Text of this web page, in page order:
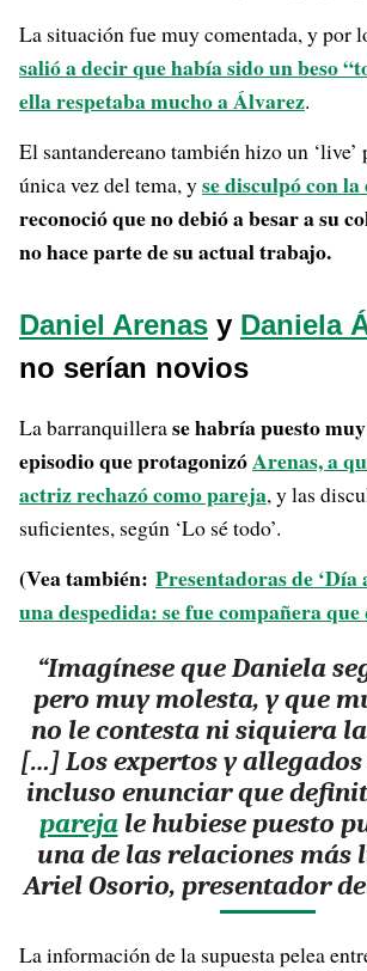
La situación fue muy comentada, y por
salió a decir que había sido un beso
ella respetaba mucho a Álvarez.
El santandereano también hizo un ‘live’
única vez del tema, yse disculpó con
reconoció que no debió a besar a su
no hace parte de su actual trabajo.
Daniel Arenas y Daniela
no serían novios
La barranquillerase habría puesto
episodio que protagonizóArenas, a
actriz rechazó como pareja, y las
suficientes, según ‘Lo sé todo’.
(Vea también: Presentadoras de
una despedida: se fue compañera
“Imagínese que Daniela
pero muy molesta, y que
no le contesta ni siquiera
[…] Los expertos y
incluso enunciar que
parejale hubiese puesto
una de las relaciones más
Ariel Osorio, presentador
La información de la supuesta pelea